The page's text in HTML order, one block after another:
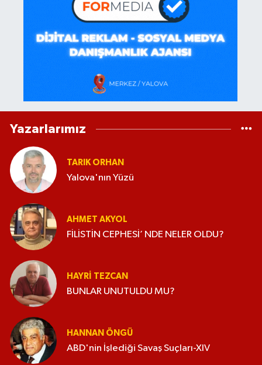
Yazarlarımız
TARIK ORHAN
Yalova'nın Yüzü
AHMET AKYOL
FİLİSTİN CEPHESİ’ NDE NELER OLDU?
HAYRI TEZCAN
BUNLAR UNUTULDU MU?
HANNAN ÖNGÜ
ABD'nin İşlediği Savaş Suçları-XIV